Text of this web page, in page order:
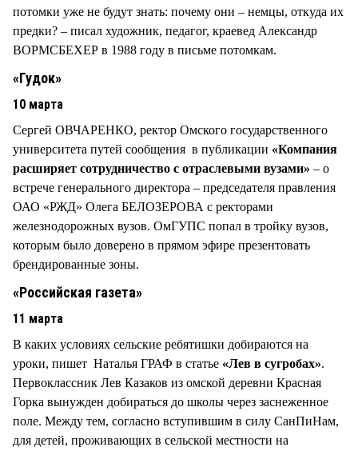
потомки уже не будут знать: почему они – немцы, откуда их
предки? – писал художник, педагог, краевед Александр
ВОРМСБЕХЕР в 1988 году в письме потомкам.
«Гудок»
10 марта
Сергей ОВЧАРЕНКО, ректор Омского государственного
университета путей сообщения в публикации «Компания
расширяет сотрудничество с отраслевыми вузами» – о
встрече генерального директора – председателя правления
ОАО «РЖД» Олега БЕЛОЗЕРОВА с ректорами
железнодорожных вузов. ОмГУПС попал в тройку вузов,
которым было доверено в прямом эфире презентовать
брендированные зоны.
«Российская газета»
11 марта
В каких условиях сельские ребятишки добираются на
уроки, пишет Наталья ГРАФ в статье «Лев в сугробах».
Первоклассник Лев Казаков из омской деревни Красная
Горка вынужден добираться до школы через заснеженное
поле. Между тем, согласно вступившим в силу СанПиНам,
для детей, проживающих в сельской местности на